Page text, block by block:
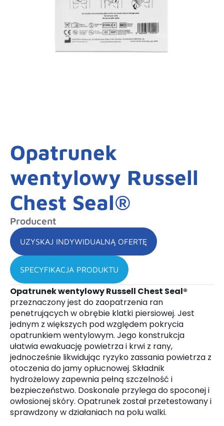
Opatrunek
wentylowy Russell
Chest Seal®
Producent
UZYSKAJ INDYWIDUALNĄ OFERTĘ
SPECYFIKACJA PRODUKTU
Opatrunek wentylowy Russell Chest Seal®
przeznaczony jest do zaopatrzenia ran
penetrujących w obrębie klatki piersiowej. Jest
jednym z większych pod względem pokrycia
opatrunkiem wentylowym. Jego konstrukcja
ułatwia ewakuację powietrza i krwi z rany,
jednocześnie likwidując ryzyko zassania powietrza z
otoczenia do jamy opłucnowej. Składnik
hydrożelowy zapewnia pełną szczelność i
bezpieczeństwo. Doskonale przylega do spoconej i
owłosionej skóry. Opatrunek został przetestowany i
sprawdzony w działaniach na polu walki.